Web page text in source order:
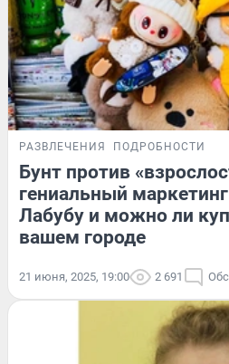
РАЗВЛЕЧЕНИЯ ПОДРОБНОСТИ
Бунт против
гениальный
Лабубу и можно ли
вашем городе
21 июня, 2025, 19:00 2 691